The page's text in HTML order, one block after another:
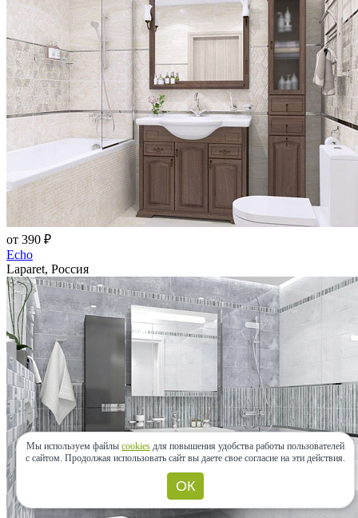
от 390 ₽
Echo
Laparet, Россия
Мы используем файлы cookies для повышения удобства работы пользователей
с сайтом. Продолжая использовать сайт вы даете свое согласие на эти действия.
ОК